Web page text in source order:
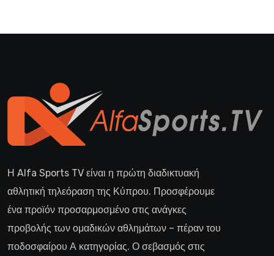
Η Alfa Sports TV είναι η πρώτη διαδικτυακή
αθλητική τηλεόραση της Κύπρου. Προσφέρουμε
ένα προϊόν προσαρμοσμένο στις ανάγκες
προβολής των ομαδικών αθλημάτων – πέραν του
ποδοσφαίρου Α κατηγορίας. Ο σεβασμός στις